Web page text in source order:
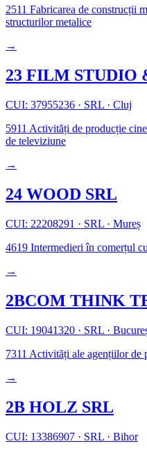
2511 Fabricarea de construcții
structurilor metalice
→
23 FILM STUDIO
CUI: 37955236 · SRL · Cluj
5911 Activități de producție
de televiziune
→
24 WOOD SRL
CUI: 22208291 · SRL · Mureș
4619 Intermedieri în comerțul
→
2BCOM THINK
CUI: 19041320 · SRL ·
7311 Activități ale agențiilor de
→
2B HOLZ SRL
CUI: 13386907 · SRL · Bihor